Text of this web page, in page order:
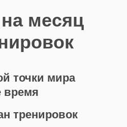
месяц
точки мира
время
тренировок